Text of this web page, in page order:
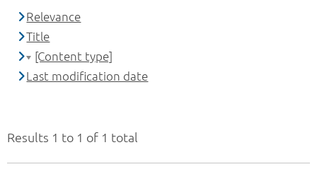
Results 1 to 1 of 1 total
Relevance
Title
[Content type]
Last modification date